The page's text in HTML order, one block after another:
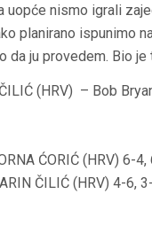
uopće nismo igrali
planirano ispunimo
da ju provedem. Bio
(HRV) – Bob
ĆORIĆ (HRV) 6-
ČILIĆ (HRV) 4-6,